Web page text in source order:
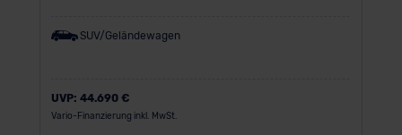
SUV/Geländewagen
UVP: 44.690 €
Vario-Finanzierung inkl. MwSt.